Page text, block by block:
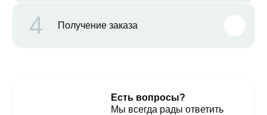
4 Получение заказа
Есть вопросы?
Мы всегда рады ответить